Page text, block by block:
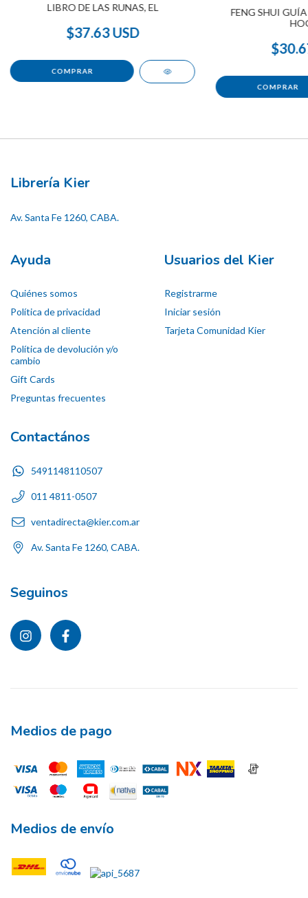
LIBRO DE LAS RUNAS, EL
$37.63 USD
FENG SHUI
Librería Kier
Av. Santa Fe 1260, CABA.
Ayuda
Quiénes somos
Política de privacidad
Atención al cliente
Política de devolución y/o
cambio
Gift Cards
Preguntas frecuentes
Usuarios del Kier
Registrarme
Iniciar sesión
Tarjeta Comunidad Kier
Contactános
5491148110507
011 4811-0507
ventadirecta@kier.com.ar
Av. Santa Fe 1260, CABA.
Seguinos
Medios de pago
Medios de envío